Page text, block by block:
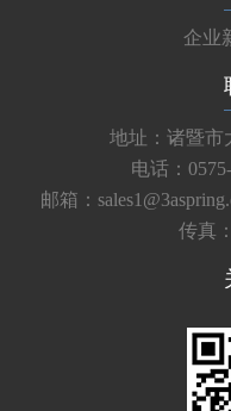
企业
地址：诸暨市
电话：
邮箱：
传真